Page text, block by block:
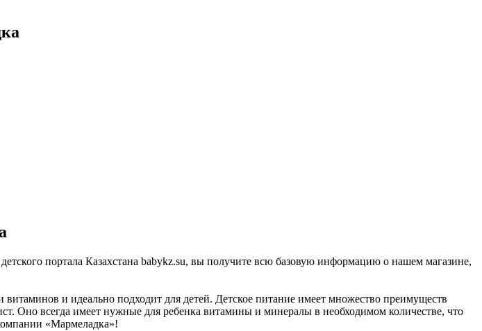
портала Казахстана babykz.su, вы получите всю базовую информацию о нашем магазине,
и идеально подходит для детей. Детское питание имеет множество преимуществ
Оно всегда имеет нужные для ребенка витамины и минералы в необходимом количестве, что
«Мармеладка»!